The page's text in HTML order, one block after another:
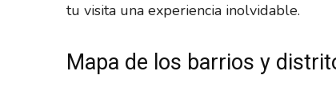
tu visita una experiencia inolvidable.
Mapa de los barrios y